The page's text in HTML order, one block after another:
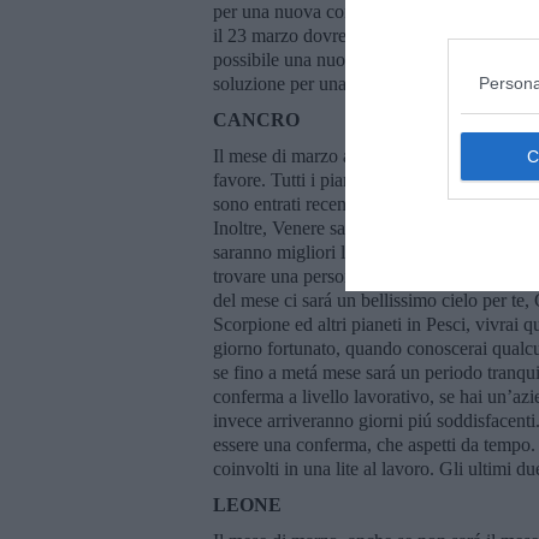
per una nuova conoscenza, se fossi
il 23 marzo dovresti avere qualche
possibile una nuova conoscenza positiva.
soluzione per una cosa inerente alla casa
CANCRO
Il mese di marzo avrai varie gratificazioni,
favore. Tutti i pianeti avrai in buona
sono entrati recentemente in aspetto di
Inoltre, Venere sará in buon aspetto solo
saranno migliori le prime giornate del
trovare una persona interessante da
del mese ci sará un bellissimo cielo per
Scorpione ed altri pianeti in Pesci, vivrai
giorno fortunato, quando conoscerai
se fino a metá mese sará un periodo
conferma a livello lavorativo, se hai
invece arriveranno giorni piú
essere una conferma, che aspetti da
coinvolti in una lite al lavoro. Gli ultimi
LEONE